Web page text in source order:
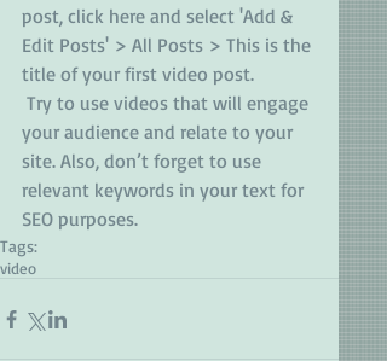
post, click here and select 'Add &
Edit Posts' > All Posts > This is the
title of your first video post.
your audience and relate to your
site. Also, don’t forget to use
relevant keywords in your text for
SEO purposes.
Tags:
video